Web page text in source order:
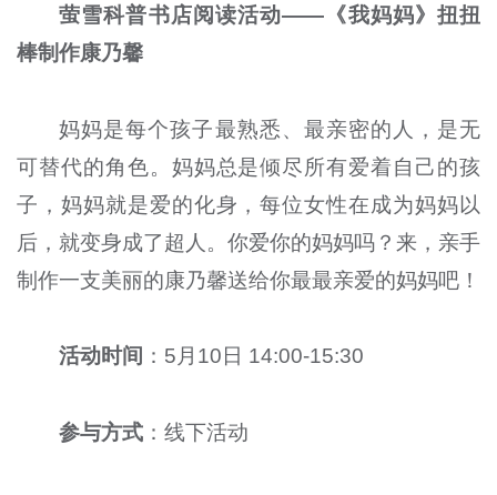
萤雪科普书店阅读活动——《我妈妈》扭扭
棒制作康乃馨
妈妈是每个孩子最熟悉、最亲密的人，是无
可替代的角色。妈妈总是倾尽所有爱着自己的孩
子，妈妈就是爱的化身，每位女性在成为妈妈以
后，就变身成了超人。你爱你的妈妈吗？来，亲手
制作一支美丽的康乃馨送给你最最亲爱的妈妈吧！
活动时间 ：5月10日 14:00-15:30
参与方式 ：线下活动